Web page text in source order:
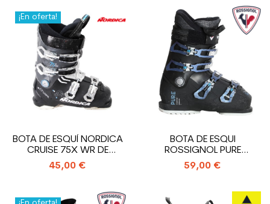
BOTA DE ESQUÍ NORDICA
CRUISE 75X WR DE
SEGUNDA MANO
45,00 €
¡En oferta!
BOTA DE ESQUI
ROSSIGNOL PURE
COMFORT
59,00 €